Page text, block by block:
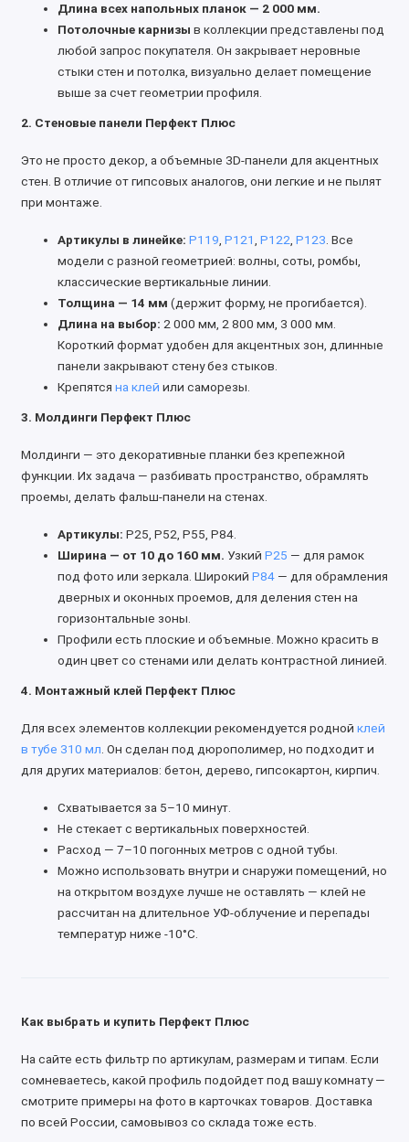
Длина всех напольных планок — 2 000 мм.
Потолочные карнизы в коллекции представлены под
любой запрос покупателя. Он закрывает неровные
стыки стен и потолка, визуально делает помещение
выше за счет геометрии профиля.
2. Стеновые панели Перфект Плюс
Это не просто декор, а объемные 3D-панели для акцентных
стен. В отличие от гипсовых аналогов, они легкие и не пылят
при монтаже.
Артикулы в линейке: P119, P121, P122, P123. Все
модели с разной геометрией: волны, соты, ромбы,
классические вертикальные линии.
Толщина — 14 мм (держит форму, не прогибается).
Длина на выбор: 2 000 мм, 2 800 мм, 3 000 мм.
Короткий формат удобен для акцентных зон, длинные
панели закрывают стену без стыков.
Крепятся на клей или саморезы.
3. Молдинги Перфект Плюс
Молдинги — это декоративные планки без крепежной
функции. Их задача — разбивать пространство, обрамлять
проемы, делать фальш-панели на стенах.
Артикулы: P25, P52, P55, P84.
Ширина — от 10 до 160 мм. Узкий P25 — для рамок
под фото или зеркала. Широкий P84— для обрамления
дверных и оконных проемов, для деления стен на
горизонтальные зоны.
Профили есть плоские и объемные. Можно красить в
один цвет со стенами или делать контрастной линией.
4. Монтажный клей Перфект Плюс
Для всех элементов коллекции рекомендуется родной клей
в тубе 310 мл. Он сделан под дюрополимер, но подходит и
для других материалов: бетон, дерево, гипсокартон, кирпич.
Схватывается за 5–10 минут.
Не стекает с вертикальных поверхностей.
Расход — 7–10 погонных метров с одной тубы.
Можно использовать внутри и снаружи помещений, но
на открытом воздухе лучше не оставлять — клей не
рассчитан на длительное УФ-облучение и перепады
температур ниже -10°C.
Как выбрать и купить Перфект Плюс
На сайте есть фильтр по артикулам, размерам и типам. Если
сомневаетесь, какой профиль подойдет под вашу комнату —
смотрите примеры на фото в карточках товаров. Доставка
по всей России, самовывоз со склада тоже есть.